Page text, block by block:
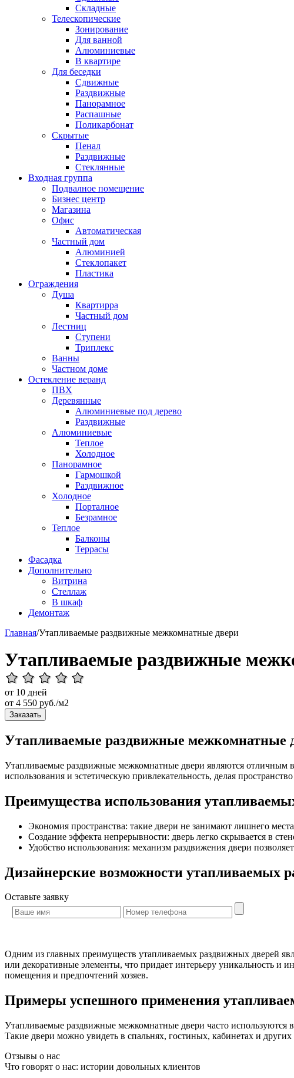
Складные
Телескопические
Зонирование
Для ванной
Алюминиевые
В квартире
Для беседки
Сдвижные
Раздвижные
Панорамное
Распашные
Поликарбонат
Скрытые
Пенал
Раздвижные
Стеклянные
Входная группа
Подвалное помещение
Бизнес центр
Магазина
Офис
Автоматическая
Частный дом
Алюминией
Стеклопакет
Пластика
Ограждения
Душа
Квартирра
Частный дом
Лестниц
Ступени
Триплекс
Ванны
Частном доме
Остекление веранд
ПВХ
Деревянные
Алюминиевые под дерево
Раздвижные
Алюминиевые
Теплое
Холодное
Панорамное
Гармошкой
Раздвижное
Холодное
Порталное
Безрамное
Теплое
Балконы
Террасы
Фасадка
Дополнительно
Витрина
Стеллаж
В шкаф
Демонтаж
Главная/Утапливаемые раздвижные межкомнатные двери
Утапливаемые раздвижные
от 10 дней
от 4 550 руб./м2
Заказать
Утапливаемые раздвижные межкомнатные
Утапливаемые раздвижные межкомнатные двери являются отличным
использования и эстетическую привлекательность, делая
Преимущества использования
Экономия пространства: такие двери не занимают лишнего
Создание эффекта непрерывности: дверь легко скрывается в
Удобство использования: механизм раздвижения двери
Дизайнерские возможности утапливаемых
Оставьте заявку
Одним из главных преимуществ утапливаемых раздвижных дверей
или декоративные элементы, что придает интерьеру уникальность и
помещения и предпочтений хозяев.
Примеры успешного применения
Утапливаемые раздвижные межкомнатные двери часто
Такие двери можно увидеть в спальнях, гостиных, кабинетах и
Отзывы о нас
Что говорят о нас: истории довольных клиентов